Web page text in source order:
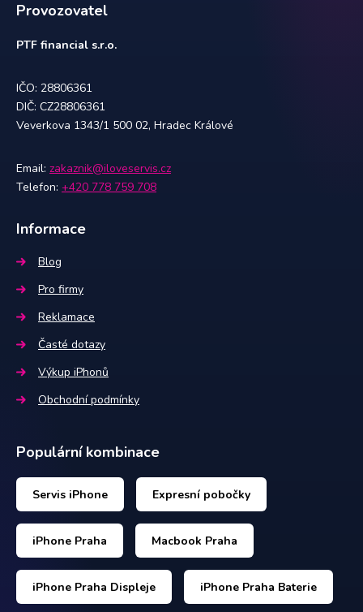
Provozovatel
PTF financial s.r.o.
IČO: 28806361
DIČ: CZ28806361
Veverkova 1343/1 500 02, Hradec Králové
Email: zakaznik@iloveservis.cz
Telefon: +420 778 759 708
Informace
Blog
Pro firmy
Reklamace
Časté dotazy
Výkup iPhonů
Obchodní podmínky
Populární kombinace
Servis iPhone Expresní pobočky
iPhone Praha Macbook Praha
iPhone Praha Displeje iPhone Praha Baterie